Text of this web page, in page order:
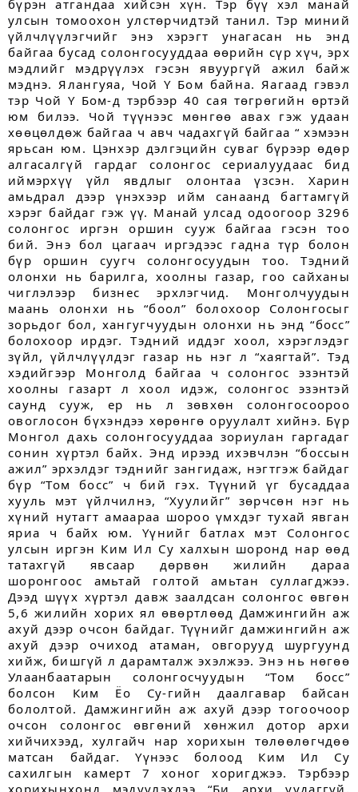
бүрэн атгандаа хийсэн хүн. Тэр бүү хэл манай
улсын томоохон улс­төрчидтэй танил. Тэр миний
үйлчлүүлэгчийг энэ хэрэгт унагасан нь энд
байгаа бусад солонгосууддаа өөрийн сүр хүч, эрх
мэдлийг мэдрүүлэх гэсэн явуургүй ажил байж
мэднэ. Ялангуяа, Чой Ү Бом байна. Яагаад гэвэл
тэр Чой Ү Бом-д тэрбээр 40 сая төгрөгийн өртэй
юм билээ. Чой түүнээс мөнгөө авах гэж удаан
хөөцөлдөж байгаа ч авч чадахгүй байгаа “ хэмээн
ярьсан юм. Цэнхэр дэлгэцийн суваг бүрээр өдөр
алгасалгүй гардаг солонгос сериалуудаас бид
иймэрхүү үйл явдлыг олонтаа үзсэн. Харин
амьдрал дээр үнэхээр ийм санаанд багтамгүй
хэрэг байдаг гэж үү. Манай улсад одоогоор 3296
солонгос иргэн оршин сууж байгаа гэсэн тоо
бий. Энэ бол цагаач иргэдээс гадна түр болон
бүр оршин суугч солонгосуудын тоо. Тэдний
олонхи нь барилга, хоолны газар, гоо сайханы
чиглэлээр бизнес эрхлэгчид. Монголчуудын
маань олонхи нь “боол” болохоор Солонгосыг
зорьдог бол, хангуг­чуудын олонхи нь энд “босс”
болохоор ирдэг. Тэдний иддэг хоол, хэрэглэдэг
зүйл, үйлчлүүлдэг газар нь нэг л “хаягтай”. Тэд
хэдийгээр Монголд байгаа ч солонгос эзэнтэй
хоолны газарт л хоол идэж, солонгос эзэнтэй
саунд сууж, ер нь л зөвхөн солонгосоороо
овоглосон бүхэндээ хөрөнгө оруулалт хийнэ. Бүр
Монгол дахь солонгосууддаа зориулан гаргадаг
сонин хүртэл байх. Энд ирээд ихэвчлэн “боссын
ажил” эрхэлдэг тэднийг зангидаж, нэгтгэж байдаг
бүр “Том босс” ч бий гэх. Түүний үг бусаддаа
хууль мэт үйлчилнэ, “Хуулийг” зөрчсөн нэг нь
хүний нутагт амаараа шороо үмхдэг тухай явган
яриа ч байх юм. Үүнийг батлах мэт Солонгос
улсын иргэн Ким Ил Су халхын шоронд нар өөд
татахгүй явсаар дөрвөн жилийн дараа
шоронгоос амьтай голтой амьтан суллагджээ.
Дээд шүүх хүртэл давж заалдсан солонгос өвгөн
5,6 жилийн хорих ял өвөртлөөд Дамжингийн аж
ахуй дээр очсон байдаг. Түүнийг дамжин­гийн аж
ахуй дээр очиход атаман, овгорууд шургуунд
хийж, бишгүй л дарамталж эхэлжээ. Энэ нь нөгөө
Улаанбаатарын солонгосчуудын “Том босс”
болсон Ким Ёо Су-гийн даалгавар байсан
бололтой. Дамжингийн аж ахуй дээр тогоочоор
очсон солонгос өвгөний хөнжил дотор архи
хийчихээд, хулгайч нар хорихын төлөөлөгчдөө
матсан байдаг. Үүнээс болоод Ким Ил Су
сахилгын камерт 7 хоног хоригджээ. Тэрбээр
хорихынхонд мэдүүлэхдээ “Би архи уудаггүй,